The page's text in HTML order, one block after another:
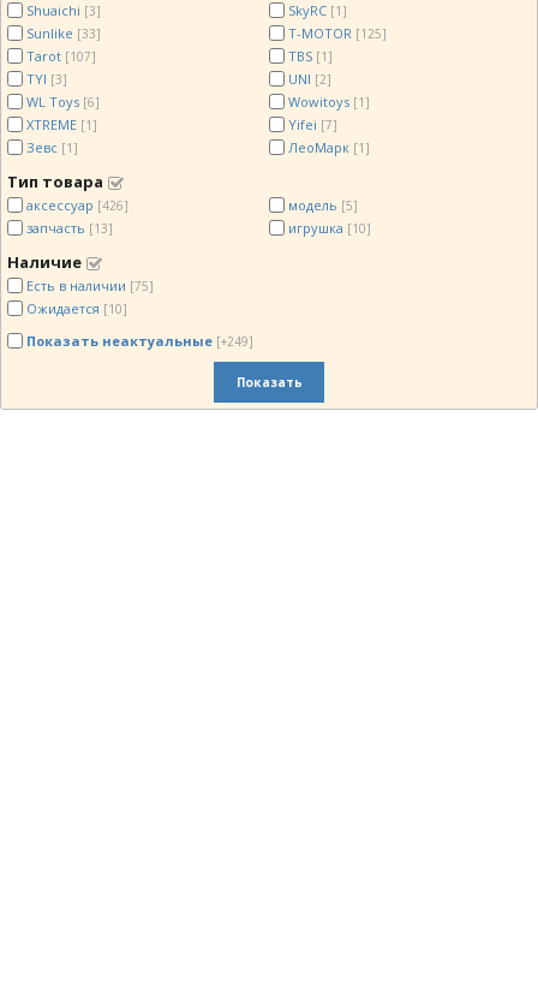
Shuaichi [3] SkyRC [1]
Sunlike [33] T-MOTOR [125]
Tarot [107] TBS [1]
TYI [3] UNI [2]
WL Toys [6] Wowitoys [1]
XTREME [1] Yifei [7]
Зевс [1] ЛеоМарк [1]
Тип товара
аксессуар [426] модель [5]
запчасть [13] игрушка [10]
Наличие
Есть в наличии [75]
Ожидается [10]
Показать неактуальные [+249]
Показать